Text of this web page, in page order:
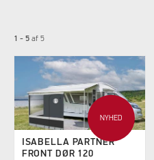
1 - 5af 5
NYHED
ISABELLA PARTNER
FRONT DØR 120